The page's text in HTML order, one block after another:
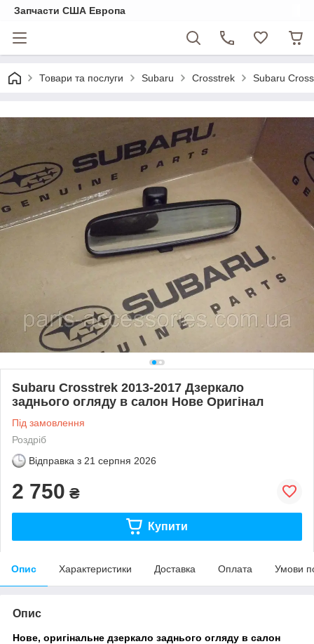
Запчасти США Европа
Товари та послуги Subaru Crosstrek Subaru
Subaru Crosstrek 2013-2017 Дзеркало
заднього огляду в салон Нове Оригінал
Під замовлення
Роздріб
Відправка з 21 серпня 2026
2 750 ₴
Купити
Опис Характеристики Доставка Оплата Умови
Опис
Нове, оригінальне дзеркало заднього огляду в салон